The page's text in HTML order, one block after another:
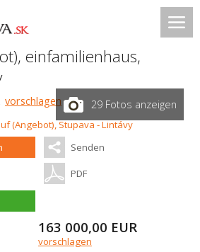
einfamilienhaus,
vorschlagen 29 Fotos anzeigen
Senden
PDF
163 000,00 EUR
vorschlagen